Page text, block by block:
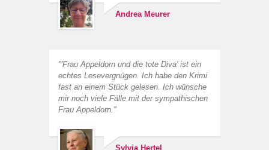
Andrea Meurer
"'Frau Appeldorn und die tote Diva' ist ein
echtes Lesevergnügen. Ich habe den Krimi
fast an einem Stück gelesen. Ich wünsche
mir noch viele Fälle mit der sympathischen
Frau Appeldorn."
Sylvia Hertel